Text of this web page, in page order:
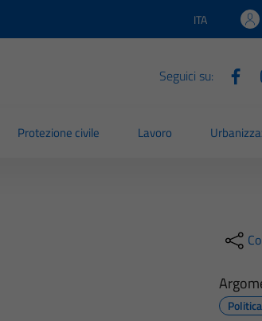
Lingua attiva:
ITA
Seguici su:
Protezione civile Lavoro